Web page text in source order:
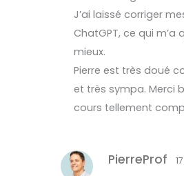
J’ai laissé corriger
ChatGPT, ce qui m’a
mieux.
Pierre est très doué
et très sympa. Merci
cours tellement
PierreProf